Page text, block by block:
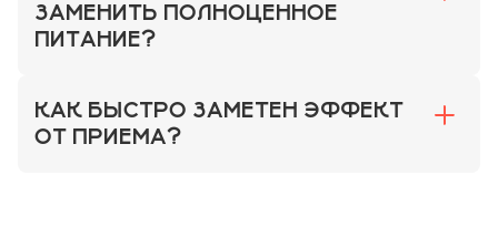
ЗАМЕНИТЬ ПОЛНОЦЕННОЕ
ПИТАНИЕ?
КАК БЫСТРО ЗАМЕТЕН ЭФФЕКТ
ОТ ПРИЕМА?